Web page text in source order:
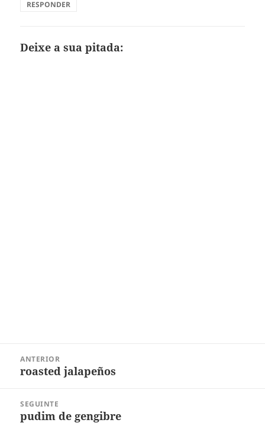
RESPONDER
Deixe a sua pitada:
ANTERIOR
Post
roasted jalapeños
SEGUINTE
Próximo
pudim de gengibre